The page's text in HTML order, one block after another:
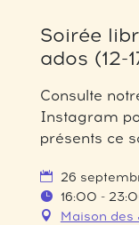
Soirée
ados (12-
Consulte
Instagram
présents ce
26
16:00 -
Maison des